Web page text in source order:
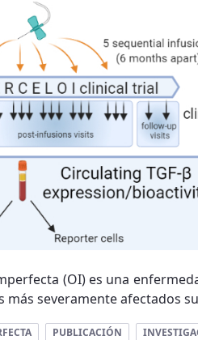
(OI) es una
más severamente afectados
PUBLICACIÓN